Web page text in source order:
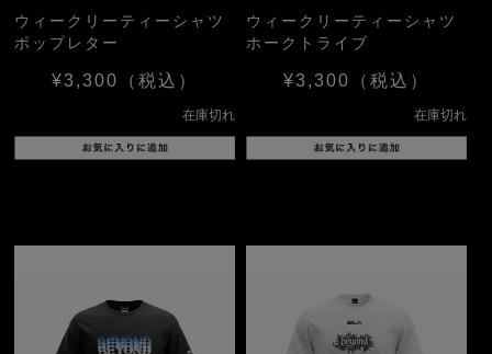
ウィークリーティーシャツ
ポップレター
¥3,300 （税込）
在庫切れ
ウィークリーティーシャツ
ホークトライブ
¥3,300 （税込）
在庫切れ